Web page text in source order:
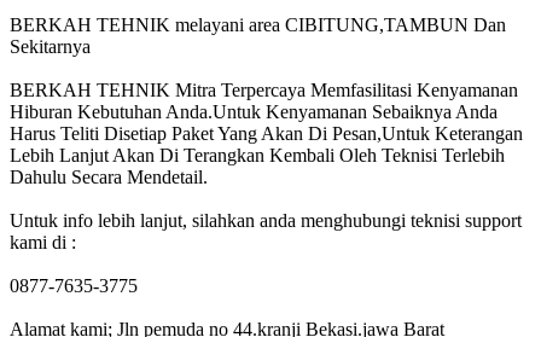
BERKAH TEHNIK melayani area CIBITUNG,TAMBUN Dan
Sekitarnya
BERKAH TEHNIK Mitra Terpercaya Memfasilitasi Kenyamanan
Hiburan Kebutuhan Anda.Untuk Kenyamanan Sebaiknya Anda
Harus Teliti Disetiap Paket Yang Akan Di Pesan,Untuk Keterangan
Lebih Lanjut Akan Di Terangkan Kembali Oleh Teknisi Terlebih
Dahulu Secara Mendetail.
Untuk info lebih lanjut, silahkan anda menghubungi teknisi support
kami di :
0877-7635-3775
Alamat kami; Jln pemuda no 44.kranji Bekasi.jawa Barat